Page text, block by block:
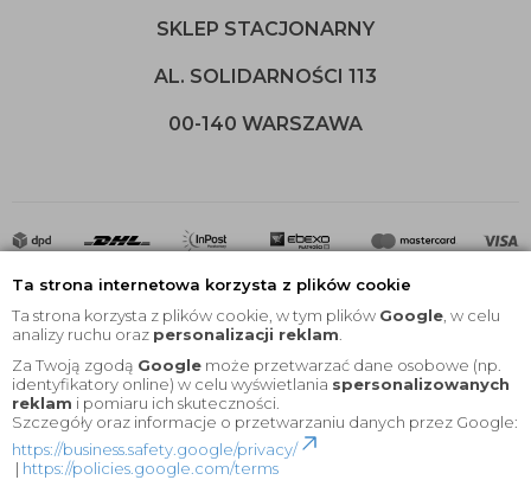
Ta strona internetowa korzysta z plików cookie
Ta strona korzysta z plików cookie, w tym plików Google , w celu
analizy ruchu oraz personalizacji reklam
Za Twoją zgodą Google może przetwarzać dane osobowe (np.
identyfikatory online) w celu wyświetlania spersonalizowanych
reklam i pomiaru ich skuteczności.
Szczegóły oraz informacje o przetwarzaniu danych przez Google:
https://business.safety.google/privacy/
| https://policies.google.com/terms
SKLEP STACJONARNY
AL. SOLIDARNOŚCI 113
00-140 WARSZAWA
2020 © Wszelkie Prawa Zastrzeżone |KEYfabrics
Projekt i oprogramowanie sklepu: